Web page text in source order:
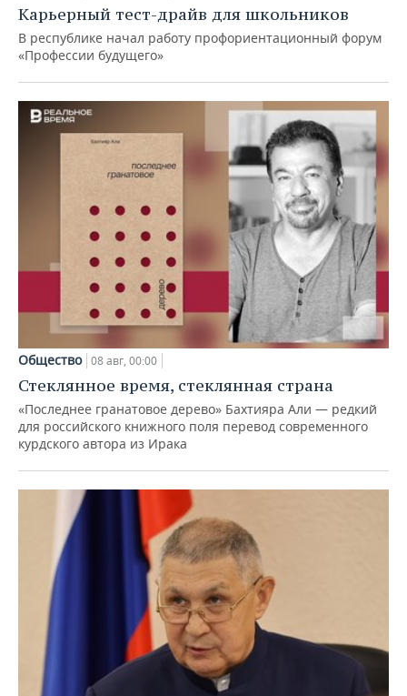
Карьерный тест-драйв для школьников
В республике начал работу профориентационный форум
«Профессии будущего»
Общество 08 авг, 00:00
Стеклянное время, стеклянная страна
«Последнее гранатовое дерево» Бахтияра Али — редкий
для российского книжного поля перевод современного
курдского автора из Ирака